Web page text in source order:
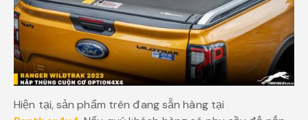
Hiện tại, sản phẩm trên đang sẵn hàng tại